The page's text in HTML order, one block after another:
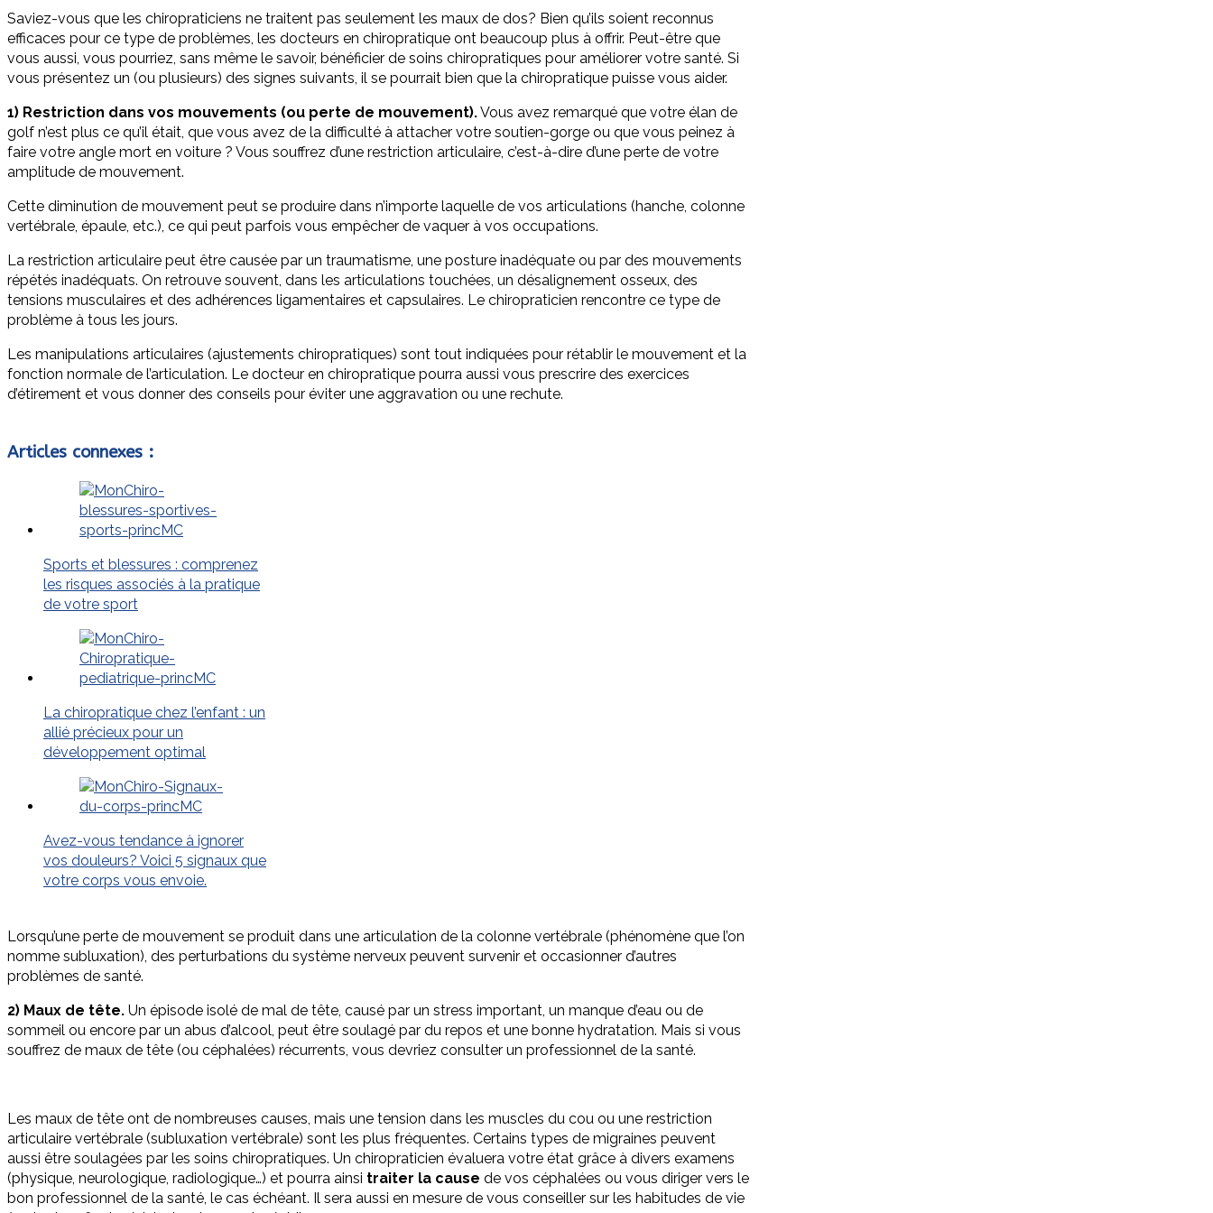
Saviez-vous que les chiropraticiens ne traitent pas seulement les maux de dos? Bien qu’ils soient reconnus
efficaces pour ce type de problèmes, les docteurs en chiropratique ont beaucoup plus à offrir. Peut-être que
vous aussi, vous pourriez, sans même le savoir, bénéficier de soins chiropratiques pour améliorer votre santé. Si
vous présentez un (ou plusieurs) des signes suivants, il se pourrait bien que la chiropratique puisse vous aider.
1) Restriction dans vos mouvements (ou perte de mouvement).Vous avez remarqué que votre élan de
golf n’est plus ce qu’il était, que vous avez de la difficulté à attacher votre soutien-gorge ou que vous peinez à
faire votre angle mort en voiture ? Vous souffrez d’une restriction articulaire, c’est-à-dire d’une perte de votre
amplitude de mouvement.
Cette diminution de mouvement peut se produire dans n’importe laquelle de vos articulations (hanche, colonne
vertébrale, épaule, etc.), ce qui peut parfois vous empêcher de vaquer à vos occupations.
La restriction articulaire peut être causée par un traumatisme, une posture inadéquate ou par des mouvements
répétés inadéquats. On retrouve souvent, dans les articulations touchées, un désalignement osseux, des
tensions musculaires et des adhérences ligamentaires et capsulaires. Le chiropraticien rencontre ce type de
problème à tous les jours.
Les manipulations articulaires (ajustements chiropratiques) sont tout indiquées pour rétablir le mouvement et la
fonction normale de l’articulation. Le docteur en chiropratique pourra aussi vous prescrire des exercices
d’étirement et vous donner des conseils pour éviter une aggravation ou une rechute.
Articles connexes :
Sports et blessures : comprenez
les risques associés à la pratique
de votre sport
La chiropratique chez l’enfant : un
allié précieux pour un
développement optimal
Avez-vous tendance à ignorer
vos douleurs? Voici 5 signaux que
votre corps vous envoie.
Lorsqu’une perte de mouvement se produit dans une articulation de la colonne vertébrale (phénomène que l’on
nomme subluxation), des perturbations du système nerveux peuvent survenir et occasionner d’autres
problèmes de santé.
2) Maux de tête. Un épisode isolé de mal de tête, causé par un stress important, un manque d’eau ou de
sommeil ou encore par un abus d’alcool, peut être soulagé par du repos et une bonne hydratation. Mais si vous
souffrez de maux de tête (ou céphalées) récurrents, vous devriez consulter un professionnel de la santé.
Les maux de tête ont de nombreuses causes, mais une tension dans les muscles du cou ou une restriction
articulaire vertébrale (subluxation vertébrale) sont les plus fréquentes. Certains types de migraines peuvent
aussi être soulagées par les soins chiropratiques. Un chiropraticien évaluera votre état grâce à divers examens
(physique, neurologique, radiologique…) et pourra ainsi traiter la cause de vos céphalées ou vous diriger vers le
bon professionnel de la santé, le cas échéant. Il sera aussi en mesure de vous conseiller sur les habitudes de vie